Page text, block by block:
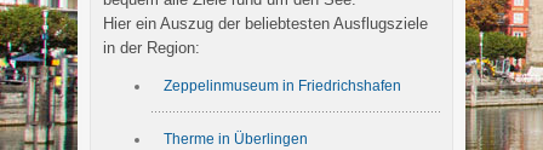
Hier ein Auszug der beliebtesten Ausflugsziele
in der Region:
Zeppelinmuseum in Friedrichshafen
Therme in Überlingen